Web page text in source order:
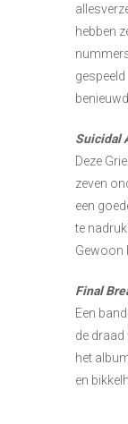
hebben
Suicidal
Deze
zeven
een
te
Gewoon
Final
Een
de draad
het
en